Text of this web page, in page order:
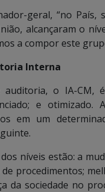
geral, “no
alcançaram o
a compor este
Interna
o IA-CM,
e otimizado.
em um
níveis estão: a
procedimentos;
da sociedade no